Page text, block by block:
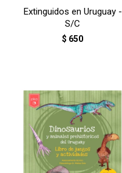
Extinguidos en Uruguay -
S/C
$ 650